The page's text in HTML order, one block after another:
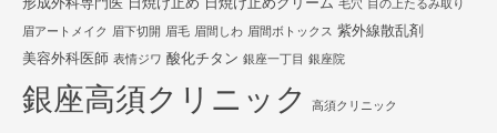
毛穴 目の上たるみ取り
眉アートメイク 眉下切開 眉毛 眉間しわ 眉間ボトックス 紫外線散乱剤
美容外科医師 表情ジワ 酸化チタン 銀座一丁目 銀座院
銀座高須クリニック 高須クリニック